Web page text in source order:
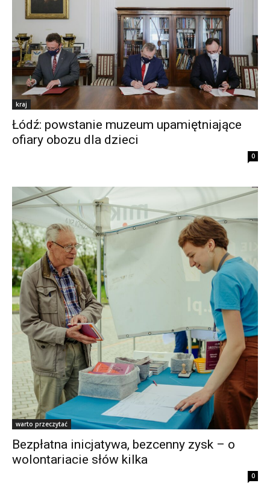
kraj
Łódź: powstanie muzeum upamiętniające
ofiary obozu dla dzieci
0
warto przeczytać
Bezpłatna inicjatywa, bezcenny zysk – o
wolontariacie słów kilka
0